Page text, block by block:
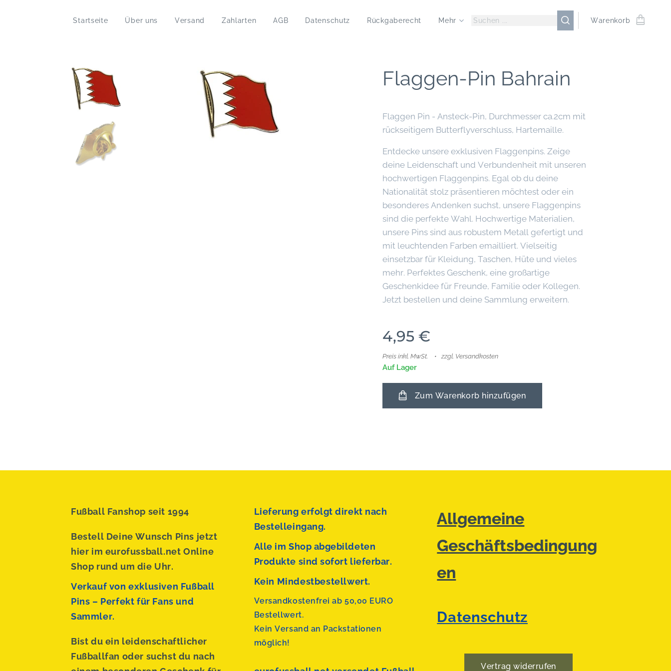
Startseite Über uns Versand Zahlarten AGB Datenschutz Rückgaberecht Mehr Warenkorb
Flaggen-Pin Bahrain
Flaggen Pin - Ansteck-Pin, Durchmesser ca.2cm mit
rückseitigem Butterflyverschluss, Hartemaille.
Entdecke unsere exklusiven Flaggenpins. Zeige
deine Leidenschaft und Verbundenheit mit unseren
hochwertigen Flaggenpins. Egal ob du deine
Nationalität stolz präsentieren möchtest oder ein
besonderes Andenken suchst, unsere Flaggenpins
sind die perfekte Wahl. Hochwertige Materialien,
unsere Pins sind aus robustem Metall gefertigt und
mit leuchtenden Farben emailliert. Vielseitig
einsetzbar für Kleidung, Taschen, Hüte und vieles
mehr. Perfektes Geschenk, eine großartige
Geschenkidee für Freunde, Familie oder Kollegen.
Jetzt bestellen und deine Sammlung erweitern.
4,95 €
Preis inkl. MwSt. zzgl. Versandkosten
Auf Lager
Zum Warenkorb hinzufügen
Fußball Fanshop seit 1994
Bestell Deine Wunsch Pins jetzt
hier im eurofussball.net Online
Shop rund um die Uhr.
Verkauf von exklusiven Fußball
Pins – Perfekt für Fans und
Sammler.
Bist du ein leidenschaftlicher
Fußballfan oder suchst du nach
Lieferung erfolgt direkt nach
Bestelleingang.
Alle im Shop abgebildeten
Produkte sind sofort lieferbar.
Kein Mindestbestellwert.
Versandkostenfrei ab 50,00 EURO
Bestellwert.
Kein Versand an Packstationen
möglich!
Allgemeine
Geschäftsbedingung
en
Datenschutz
Vertrag widerrufen